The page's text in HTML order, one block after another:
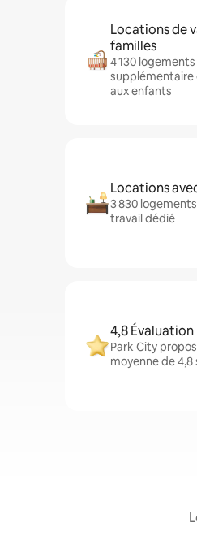
Locations de
familles
4 130
aux enfants
Locations
3 830
travail dédié
4,8
Park City
moyenne de 4,8